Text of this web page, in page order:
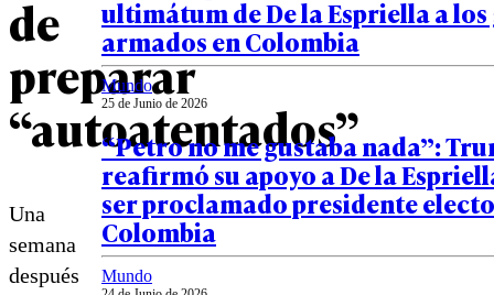
de
preparar
“autoatentados”
Una
semana
después
ultimátum de De la Espriella a
armados en Colombia
Mundo
25 de Junio de 2026
“Petro no me gustaba nada”:
reafirmó su apoyo a De la
ser proclamado presidente
Colombia
Mundo